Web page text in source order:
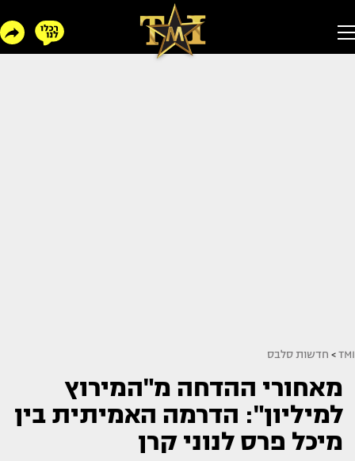
TMI
> חדשות סלבס
מאחורי ההדחה מ"המירוץ
למיליון": הדרמה האמיתית בין
מיכל פרס לנוני קרן